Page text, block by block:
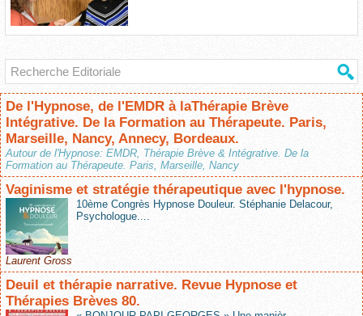
De l'Hypnose, de l'EMDR à laThérapie Brève
Intégrative. De la Formation au Thérapeute. Paris,
Marseille, Nancy, Annecy, Bordeaux.
Autour de l'Hypnose: EMDR, Thérapie Brève & Intégrative. De la
Formation au Thérapeute. Paris, Marseille, Nancy
Vaginisme et stratégie thérapeutique avec l'hypnose.
10ème Congrès Hypnose Douleur. Stéphanie Delacour,
Psychologue....
Laurent Gross
Deuil et thérapie narrative. Revue Hypnose et
Thérapies Brèves 80.